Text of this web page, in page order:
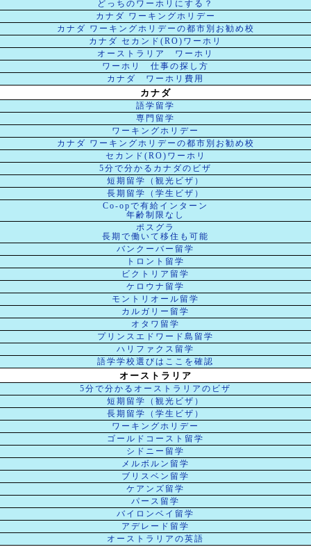
どっちのワーホリにする？
カナダ ワーキングホリデー
カナダ ワーキングホリデーの都市別お勧め校
カナダ セカンド(RO)ワーホリ
オーストラリア ワーホリ
ワーホリ 仕事の探し方
カナダ ワーホリ費用
カナダ
語学留学
専門留学
ワーキングホリデー
カナダ ワーキングホリデーの都市別お勧め校
セカンド(RO)ワーホリ
5分で分かるカナダのビザ
短期留学（観光ビザ）
長期留学（学生ビザ）
Co-opで有給インターン
年齢制限なし
ポスグラ
長期で働いて移住も可能
バンクーバー留学
トロント留学
ビクトリア留学
ケロウナ留学
モントリオール留学
カルガリー留学
オタワ留学
プリンスエドワード島留学
ハリファクス留学
語学学校選びはここを確認
オーストラリア
5分で分かるオーストラリアのビザ
短期留学（観光ビザ）
長期留学（学生ビザ）
ワーキングホリデー
ゴールドコースト留学
シドニー留学
メルボルン留学
ブリスベン留学
ケアンズ留学
パース留学
バイロンベイ留学
アデレード留学
オーストラリアの英語